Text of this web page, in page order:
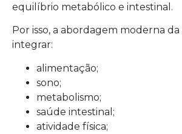
equilíbrio metabólico e intestinal.
Por isso, a abordagem moderna
integrar:
alimentação;
sono;
metabolismo;
saúde intestinal;
atividade física;